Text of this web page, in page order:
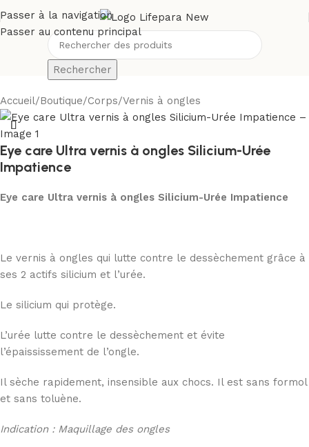
Passer à la navigation
Passer au contenu principal
Rechercher
Accueil/Boutique/Corps/Vernis à ongles
Eye care Ultra vernis à ongles Silicium-Urée
Impatience
Eye care Ultra vernis à ongles Silicium-Urée Impatience
Le vernis à ongles qui lutte contre le dessèchement grâce à
ses 2 actifs silicium et l’urée.
Le silicium qui protège.
L’urée lutte contre le dessèchement et évite
l’épaississement de l’ongle.
Il sèche rapidement, insensible aux chocs. Il est sans formol
et sans toluène.
Indication : Maquillage des ongles